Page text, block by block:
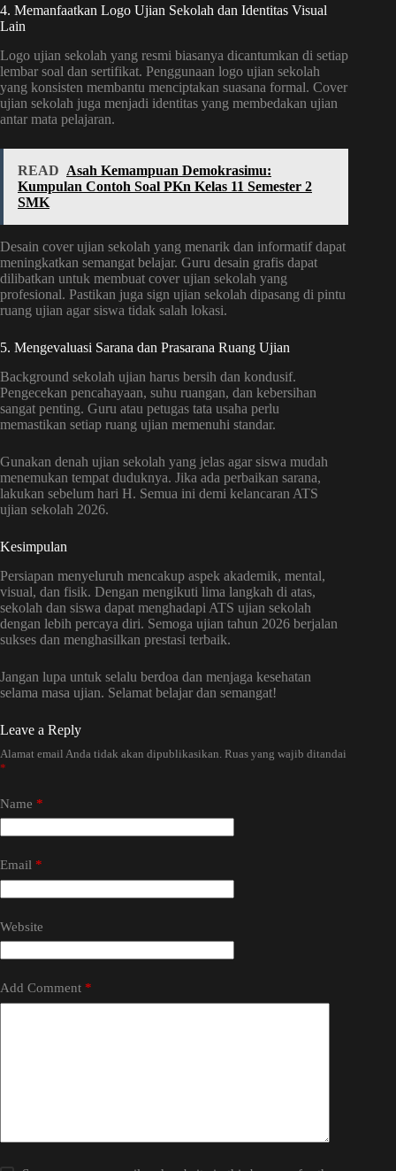
4. Memanfaatkan Logo Ujian Sekolah dan Identitas Visual
Lain
Logo ujian sekolah yang resmi biasanya dicantumkan di setiap
lembar soal dan sertifikat. Penggunaan logo ujian sekolah
yang konsisten membantu menciptakan suasana formal. Cover
ujian sekolah juga menjadi identitas yang membedakan ujian
antar mata pelajaran.
READ Asah Kemampuan Demokrasimu:
Kumpulan Contoh Soal PKn Kelas 11 Semester 2
SMK
Desain cover ujian sekolah yang menarik dan informatif dapat
meningkatkan semangat belajar. Guru desain grafis dapat
dilibatkan untuk membuat cover ujian sekolah yang
profesional. Pastikan juga sign ujian sekolah dipasang di pintu
ruang ujian agar siswa tidak salah lokasi.
5. Mengevaluasi Sarana dan Prasarana Ruang Ujian
Background sekolah ujian harus bersih dan kondusif.
Pengecekan pencahayaan, suhu ruangan, dan kebersihan
sangat penting. Guru atau petugas tata usaha perlu
memastikan setiap ruang ujian memenuhi standar.
Gunakan denah ujian sekolah yang jelas agar siswa mudah
menemukan tempat duduknya. Jika ada perbaikan sarana,
lakukan sebelum hari H. Semua ini demi kelancaran ATS
ujian sekolah 2026.
Kesimpulan
Persiapan menyeluruh mencakup aspek akademik, mental,
visual, dan fisik. Dengan mengikuti lima langkah di atas,
sekolah dan siswa dapat menghadapi ATS ujian sekolah
dengan lebih percaya diri. Semoga ujian tahun 2026 berjalan
sukses dan menghasilkan prestasi terbaik.
Jangan lupa untuk selalu berdoa dan menjaga kesehatan
selama masa ujian. Selamat belajar dan semangat!
Leave a Reply
Alamat email Anda tidak akan dipublikasikan. Ruas yang wajib ditandai
*
Name *
Email *
Website
Add Comment *